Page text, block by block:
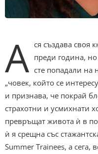
А ся създава своя
преди година,
сте попадали на
„човек, който се
и признава, че покрай
страхотни и усмихнати
превръщат живота ѝ в
ѝ я срещна със
Summer Trainees, а сега,